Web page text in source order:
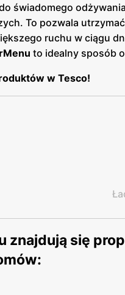
świadomego
To pozwala
ruchu w ciągu
to idealny sposób
w Tesco!
znajdują się